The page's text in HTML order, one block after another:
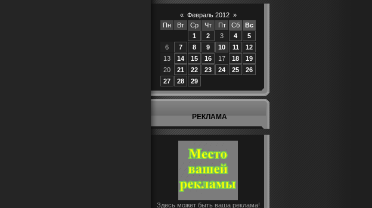
« Февраль 2012 »
Пн
Вт Ср Чт Пт Сб
Вс
1
2 3 4
5
6
7 8 9 10 11
12
13
14 15 16 17 18
19
20
21 22 23 24 25
26
27
28 29
РЕКЛАМА
Здесь может быть ваша реклама!